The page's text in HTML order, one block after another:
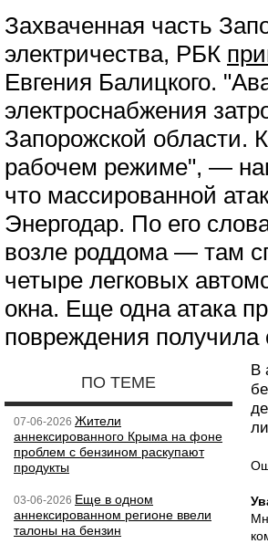
Захваченная часть
электричества, РБК
Евгения Балицкого.
электроснабжения
Запорожской области.
рабочем режиме", —
что массированной
Энергодар. По его
возле роддома — там
четыре легковых
окна. Еще одна атака
повреждения получила
ПО ТЕМЕ
07-06-2026 Жители
аннексированного Крыма на фоне
проблем с бензином раскупают
продукты
03-06-2026 Еще в одном
аннексированном регионе ввели
талоны на бензин
В